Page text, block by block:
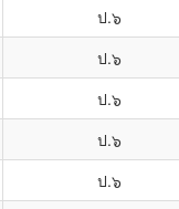
ป.๖
ป.๖
ป.๖
ป.๖
ป.๖